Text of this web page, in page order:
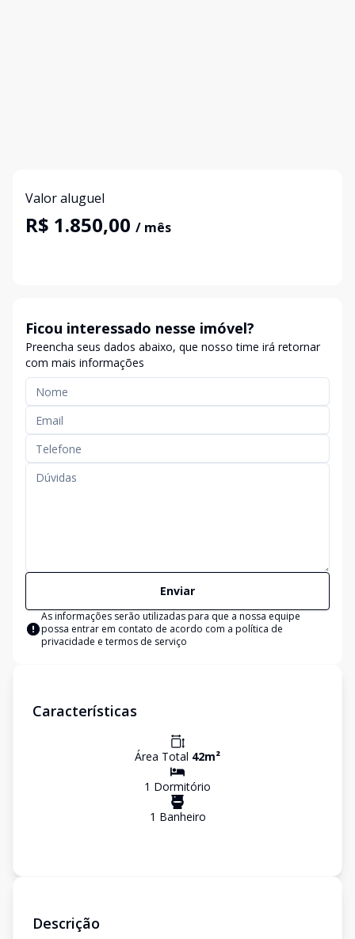
Valor aluguel
R$ 1.850,00 / mês
Ficou interessado nesse imóvel?
Preencha seus dados abaixo, que nosso time irá retornar
com mais informações
Enviar
As informações serão utilizadas para que a nossa equipe
possa entrar em contato de acordo com a política de
privacidade e termos de serviço
Características
Área Total 42m²
1 Dormitório
1 Banheiro
Descrição